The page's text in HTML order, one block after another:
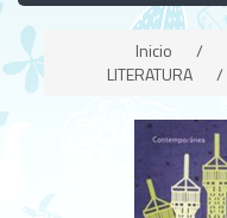
Inicio /
LITERATURA
/